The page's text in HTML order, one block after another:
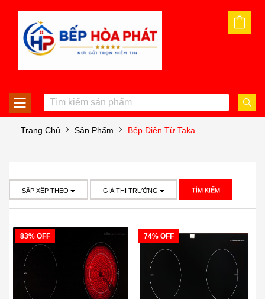
Trang Chủ Sản Phẩm Bếp Điện Từ Taka
SẮP XẾP THEO GIÁ THỊ TRƯỜNG TÌM KIẾM
83% OFF 74% OFF